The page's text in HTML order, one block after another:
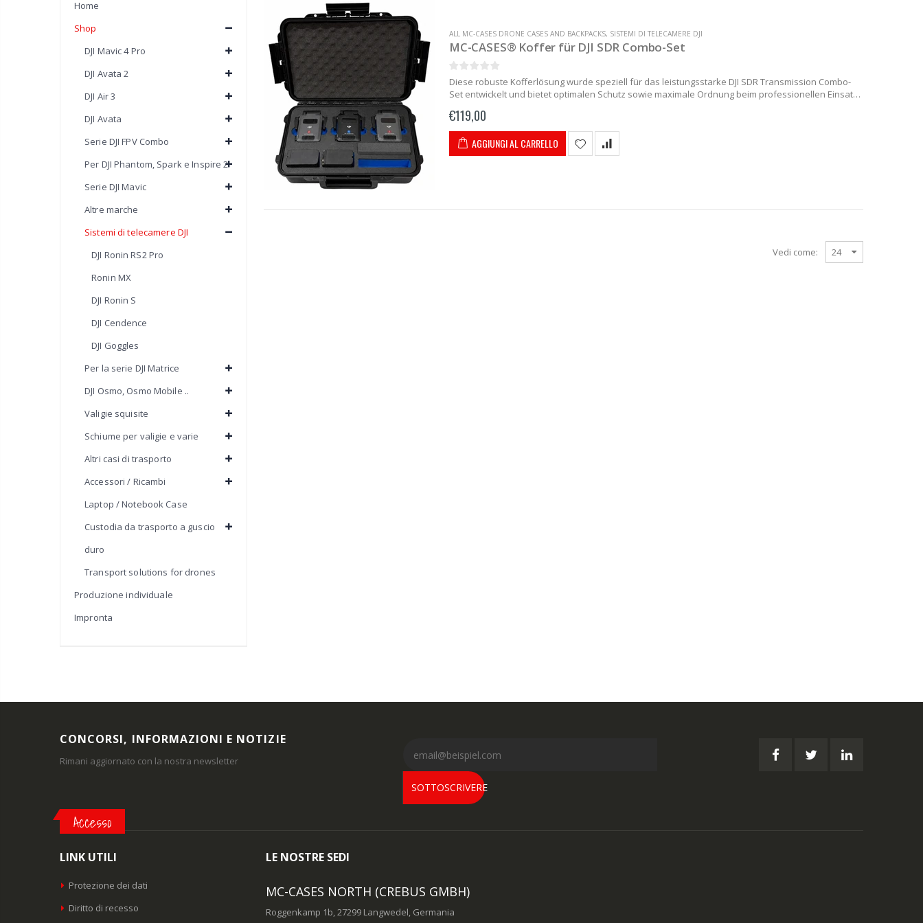
ALL MC-CASES DRONE CASES AND BACKPACKS, SISTEMI DI TELECAMERE DJI
MC-CASES® Koffer für DJI SDR Combo-Set
Diese robuste Kofferlösung wurde speziell für das leistungsstarke DJI SDR Transmission Combo-
Set entwickelt und bietet optimalen Schutz sowie maximale Ordnung beim professionellen Einsatz
€119,00
AGGIUNGI AL CARRELLO
Vedi come:
Home
Shop
DJI Mavic 4 Pro
DJI Avata 2
DJI Air 3
DJI Avata
Serie DJI FPV Combo
Per DJI Phantom, Spark e Inspire 2
Serie DJI Mavic
Altre marche
Sistemi di telecamere DJI
DJI Ronin RS2 Pro
Ronin MX
DJI Ronin S
DJI Cendence
DJI Goggles
Per la serie DJI Matrice
DJI Osmo, Osmo Mobile ..
Valigie squisite
Schiume per valigie e varie
Altri casi di trasporto
Accessori / Ricambi
Laptop / Notebook Case
Custodia da trasporto a guscio
duro
Transport solutions for drones
Produzione individuale
Impronta
CONCORSI, INFORMAZIONI E NOTIZIE
Rimani aggiornato con la nostra newsletter
SOTTOSCRIVERE
Accesso
LINK UTILI
Protezione dei dati
Diritto di recesso
LE NOSTRE SEDI
MC-CASES NORTH (CREBUS GMBH)
Roggenkamp 1b, 27299 Langwedel, Germania